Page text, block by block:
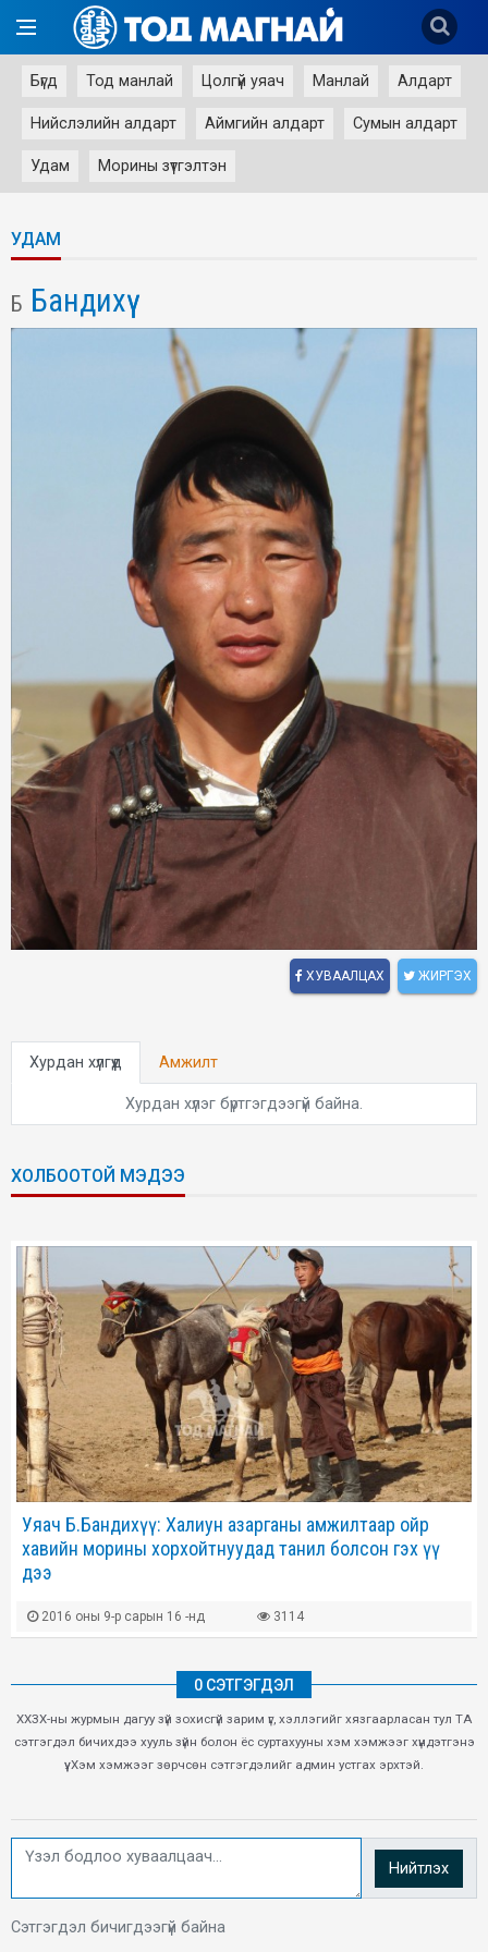
Бүгд Тод манлай Цолгүй уяач Манлай Алдарт
Нийслэлийн алдарт Аймгийн алдарт Сумын алдарт
Удам Морины зүтгэлтэн
УДАМ
Б Бандихүү
ХУВААЛЦАХ ЖИРГЭХ
Хурдан хүлгүүд Амжилт
Хурдан хүлэг бүртгэгдээгүй байна.
ХОЛБООТОЙ МЭДЭЭ
Уяач Б.Бандихүү: Халиун азарганы амжилтаар ойр
хавийн морины хорхойтнуудад танил болсон гэх үү
дээ
2016 оны 9-р сарын 16 -нд 3114
0 СЭТГЭГДЭЛ
ХХЗХ-ны журмын дагуу зүй зохисгүй зарим үг, хэллэгийг хязгаарласан тул ТА
сэтгэгдэл бичихдээ хууль зүйн болон ёс суртахууны хэм хэмжээг хүндэтгэнэ
үү. Хэм хэмжээг зөрчсөн сэтгэгдэлийг админ устгах эрхтэй.
Нийтлэх
Сэтгэгдэл бичигдээгүй байна